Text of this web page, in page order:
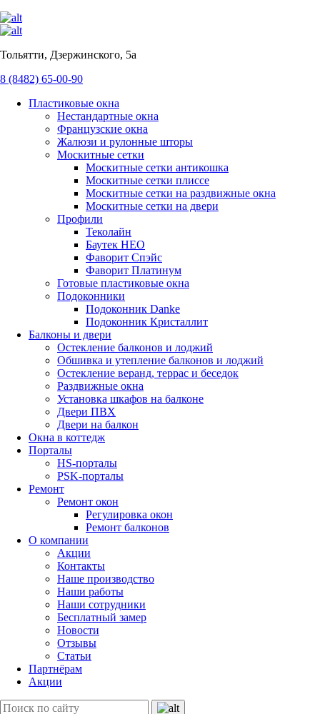
Тольятти, Дзержинского, 5а
8 (8482) 65-00-90
Пластиковые окна
Нестандартные окна
Французские окна
Жалюзи и рулонные шторы
Москитные сетки
Москитные сетки антикошка
Москитные сетки плиссе
Москитные сетки на раздвижные окна
Москитные сетки на двери
Профили
Теколайн
Баутек НЕО
Фаворит Спэйс
Фаворит Платинум
Готовые пластиковые окна
Подоконники
Подоконник Danke
Подоконник Кристаллит
Балконы и двери
Остекление балконов и лоджий
Обшивка и утепление балконов и лоджий
Остекление веранд, террас и беседок
Раздвижные окна
Установка шкафов на балконе
Двери ПВХ
Двери на балкон
Окна в коттедж
Порталы
HS-порталы
PSK-порталы
Ремонт
Ремонт окон
Регулировка окон
Ремонт балконов
О компании
Акции
Контакты
Наше производство
Наши работы
Наши сотрудники
Бесплатный замер
Новости
Отзывы
Статьи
Партнёрам
Акции